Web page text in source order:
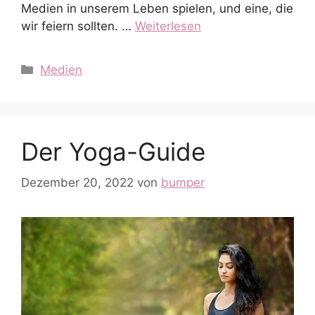
Medien in unserem Leben spielen, und eine, die
wir feiern sollten. … Weiterlesen
Kategorien
Medien
Der Yoga-Guide
Dezember 20, 2022 von bumper